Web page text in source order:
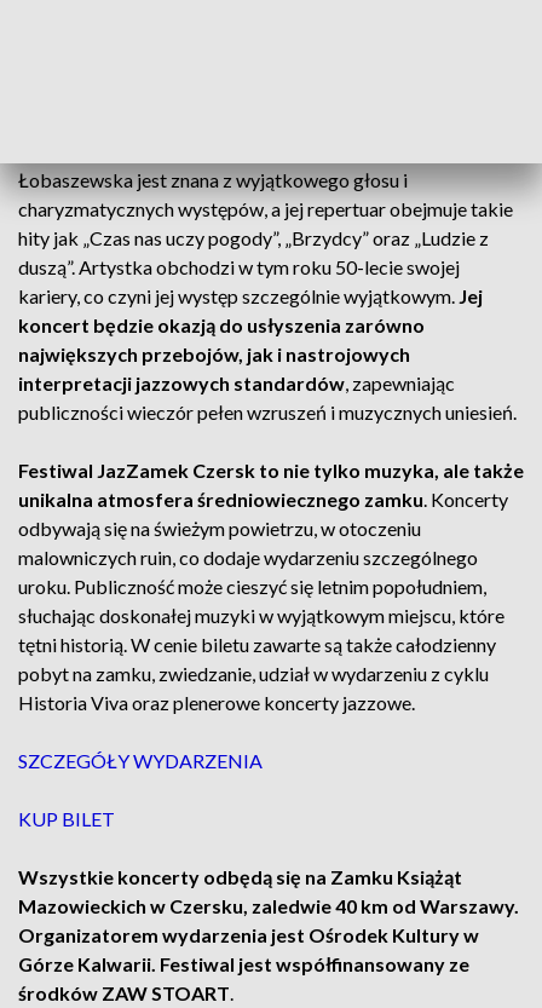
Łobaszewska jest znana z wyjątkowego głosu i
charyzmatycznych występów, a jej repertuar obejmuje takie
hity jak „Czas nas uczy pogody”, „Brzydcy” oraz „Ludzie z
duszą”. Artystka obchodzi w tym roku 50-lecie swojej
kariery, co czyni jej występ szczególnie wyjątkowym. Jej
koncert będzie okazją do usłyszenia zarówno
największych przebojów, jak i nastrojowych
interpretacji jazzowych standardów, zapewniając
publiczności wieczór pełen wzruszeń i muzycznych uniesień.
Festiwal JazZamek Czersk to nie tylko muzyka, ale także
unikalna atmosfera średniowiecznego zamku. Koncerty
odbywają się na świeżym powietrzu, w otoczeniu
malowniczych ruin, co dodaje wydarzeniu szczególnego
uroku. Publiczność może cieszyć się letnim popołudniem,
słuchając doskonałej muzyki w wyjątkowym miejscu, które
tętni historią. W cenie biletu zawarte są także całodzienny
pobyt na zamku, zwiedzanie, udział w wydarzeniu z cyklu
Historia Viva oraz plenerowe koncerty jazzowe.
SZCZEGÓŁY WYDARZENIA
KUP BILET
Wszystkie koncerty odbędą się na Zamku Książąt
Mazowieckich w Czersku, zaledwie 40 km od Warszawy.
Organizatorem wydarzenia jest Ośrodek Kultury w
Górze Kalwarii. Festiwal jest współfinansowany ze
środków ZAW STOART.